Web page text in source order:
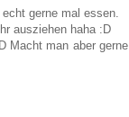
gerne mal essen.
ausziehen haha :D
Macht man aber gerne